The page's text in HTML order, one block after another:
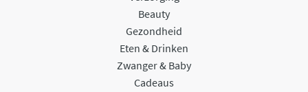
Beauty
Gezondheid
Eten & Drinken
Zwanger & Baby
Cadeaus